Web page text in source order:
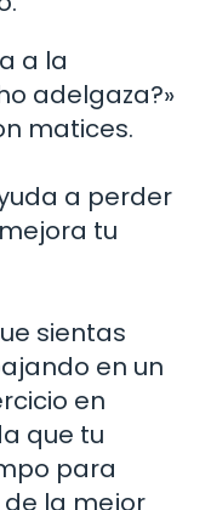
a la
adelgaza?»
matices.
a perder
tu
sientas
en un
en
que tu
para
la mejor